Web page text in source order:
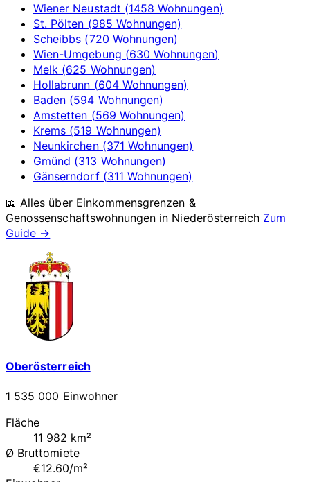
Wiener Neustadt (1458 Wohnungen)
St. Pölten (985 Wohnungen)
Scheibbs (720 Wohnungen)
Wien-Umgebung (630 Wohnungen)
Melk (625 Wohnungen)
Hollabrunn (604 Wohnungen)
Baden (594 Wohnungen)
Amstetten (569 Wohnungen)
Krems (519 Wohnungen)
Neunkirchen (371 Wohnungen)
Gmünd (313 Wohnungen)
Gänserndorf (311 Wohnungen)
📖 Alles über Einkommensgrenzen &
Genossenschaftswohnungen in Niederösterreich Zum
Guide →
Oberösterreich
1 535 000 Einwohner
Fläche
11 982 km²
Ø Bruttomiete
€12.60/m²